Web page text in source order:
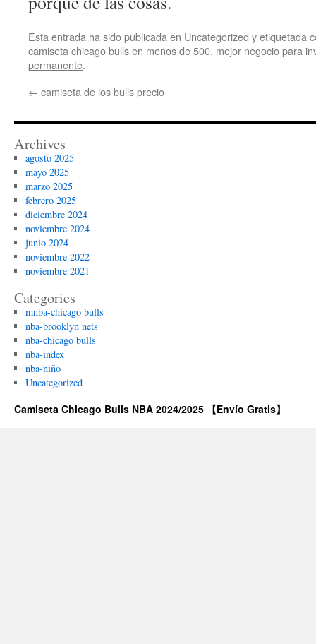
Esta entrada ha sido publicada en Uncategorized y etiquetada
camiseta chicago bulls en menos de 500, mejor negocio para
permanente.
← camiseta de los bulls precio
Archives
agosto 2025
mayo 2025
marzo 2025
febrero 2025
diciembre 2024
noviembre 2024
junio 2024
noviembre 2022
noviembre 2021
Categories
mnba-chicago bulls
nba-brooklyn nets
nba-chicago bulls
nba-index
nba-niño
Uncategorized
Camiseta Chicago Bulls NBA 2024/2025 【Envío Gratis】